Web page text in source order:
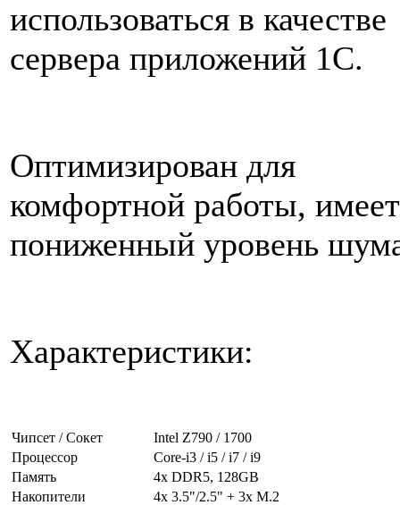
использоваться в качестве
сервера приложений 1С.
Оптимизирован для
комфортной работы, имеет
пониженный уровень
Характеристики:
Чипсет / Сокет
Intel Z790 / 1700
Процессор
Core-i3 / i5 / i7 / i9
Память
4x DDR5, 128GB
Накопители
4x 3.5"/2.5" + 3x M.2